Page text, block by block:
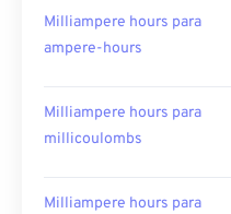
Milliampere hours para
ampere-hours
Milliampere hours para
millicoulombs
Milliampere hours para